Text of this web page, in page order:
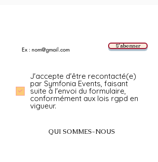
S'abonner
J'accepte d'être recontacté(e)
par Symfonia Events, faisant
suite à l'envoi du formulaire,
conformément aux lois rgpd en
vigueur.
QUI SOMMES-NOUS